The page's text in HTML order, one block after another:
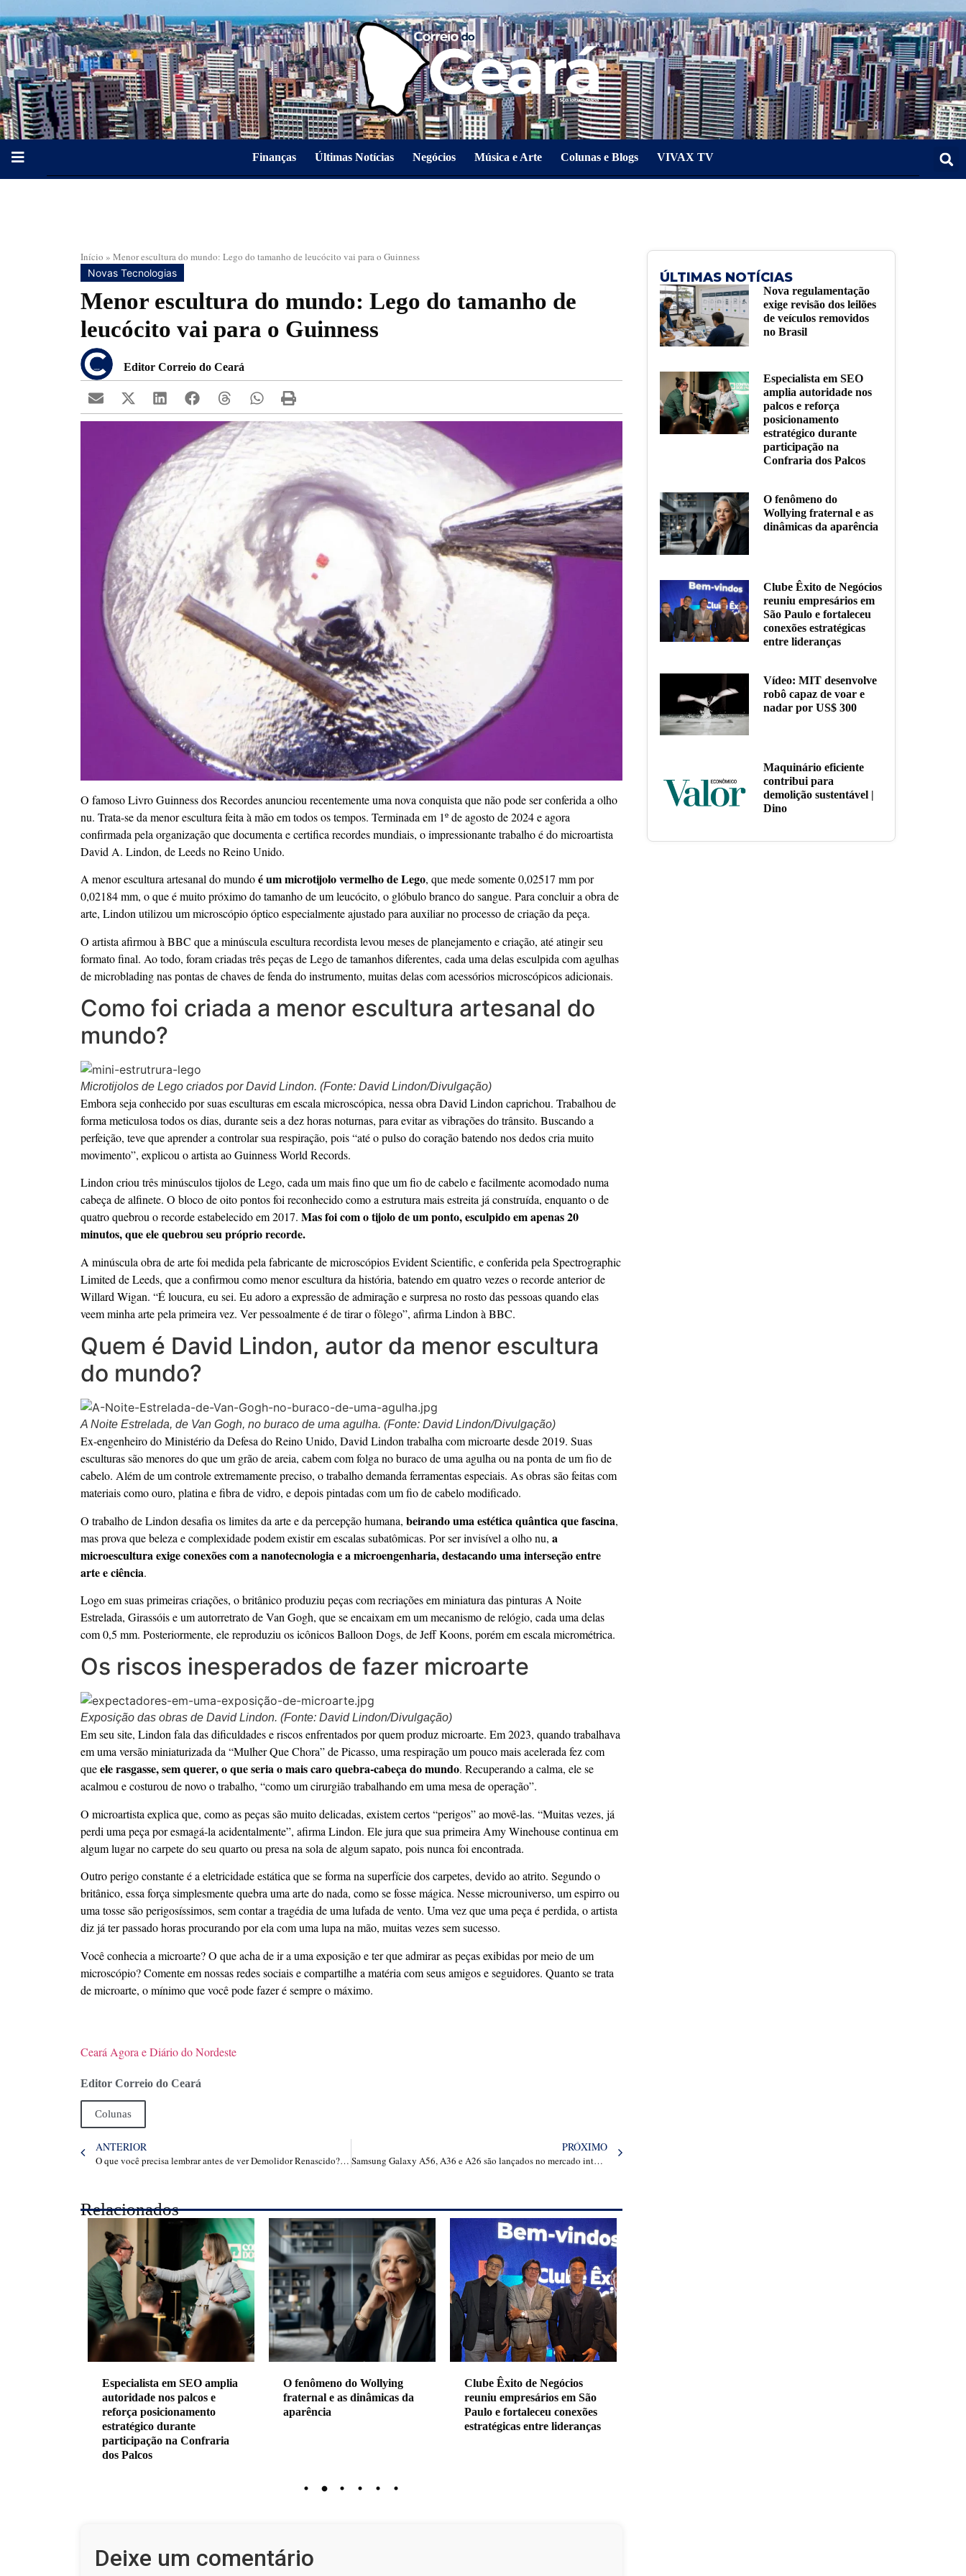
Finanças Últimas Notícias Negócios Música e Arte Colunas e Blogs VIVAX TV
Início » Menor escultura do mundo: Lego do tamanho de leucócito vai para o Guinness
Novas Tecnologias
Menor escultura do mundo: Lego do tamanho de
leucócito vai para o Guinness
Editor Correio do Ceará
O famoso Livro Guinness dos Recordes anunciou recentemente uma nova conquista que não pode ser conferida a olho
nu. Trata-se da menor escultura feita à mão em todos os tempos. Terminada em 1º de agosto de 2024 e agora
confirmada pela organização que documenta e certifica recordes mundiais, o impressionante trabalho é do microartista
David A. Lindon, de Leeds no Reino Unido.
A menor escultura artesanal do mundoé um microtijolo vermelho de Lego, que mede somente 0,02517 mm por
0,02184 mm, o que é muito próximo do tamanho de um leucócito, o glóbulo branco do sangue. Para concluir a obra de
arte, Lindon utilizou um microscópio óptico especialmente ajustado para auxiliar no processo de criação da peça.
O artista afirmou à BBC que a minúscula escultura recordista levou meses de planejamento e criação, até atingir seu
formato final. Ao todo, foram criadas três peças de Lego de tamanhos diferentes, cada uma delas esculpida com agulhas
de microblading nas pontas de chaves de fenda do instrumento, muitas delas com acessórios microscópicos adicionais.
Como foi criada a menor escultura artesanal do
mundo?
Microtijolos de Lego criados por David Lindon. (Fonte: David Lindon/Divulgação)
Embora seja conhecido por suas esculturas em escala microscópica, nessa obra David Lindon caprichou. Trabalhou de
forma meticulosa todos os dias, durante seis a dez horas noturnas, para evitar as vibrações do trânsito. Buscando a
perfeição, teve que aprender a controlar sua respiração, pois “até o pulso do coração batendo nos dedos cria muito
movimento”, explicou o artista ao Guinness World Records.
Lindon criou três minúsculos tijolos de Lego, cada um mais fino que um fio de cabelo e facilmente acomodado numa
cabeça de alfinete. O bloco de oito pontos foi reconhecido como a estrutura mais estreita já construída, enquanto o de
quatro quebrou o recorde estabelecido em 2017. Mas foi com o tijolo de um ponto, esculpido em apenas 20
minutos, que ele quebrou seu próprio recorde.
A minúscula obra de arte foi medida pela fabricante de microscópios Evident Scientific, e conferida pela Spectrographic
Limited de Leeds, que a confirmou como menor escultura da história, batendo em quatro vezes o recorde anterior de
Willard Wigan. “É loucura, eu sei. Eu adoro a expressão de admiração e surpresa no rosto das pessoas quando elas
veem minha arte pela primeira vez. Ver pessoalmente é de tirar o fôlego”, afirma Lindon à BBC.
Quem é David Lindon, autor da menor escultura
do mundo?
A Noite Estrelada, de Van Gogh, no buraco de uma agulha. (Fonte: David Lindon/Divulgação)
Ex-engenheiro do Ministério da Defesa do Reino Unido, David Lindon trabalha com microarte desde 2019. Suas
esculturas são menores do que um grão de areia, cabem com folga no buraco de uma agulha ou na ponta de um fio de
cabelo. Além de um controle extremamente preciso, o trabalho demanda ferramentas especiais. As obras são feitas com
materiais como ouro, platina e fibra de vidro, e depois pintadas com um fio de cabelo modificado.
O trabalho de Lindon desafia os limites da arte e da percepção humana, beirando uma estética quântica que fascina,
mas prova que beleza e complexidade podem existir em escalas subatômicas. Por ser invisível a olho nu, a
microescultura exige conexões com a nanotecnologia e a microengenharia, destacando uma interseção entre
arte e ciência.
Logo em suas primeiras criações, o britânico produziu peças com recriações em miniatura das pinturas A Noite
Estrelada, Girassóis e um autorretrato de Van Gogh, que se encaixam em um mecanismo de relógio, cada uma delas
com 0,5 mm. Posteriormente, ele reproduziu os icônicos Balloon Dogs, de Jeff Koons, porém em escala micrométrica.
Os riscos inesperados de fazer microarte
Exposição das obras de David Lindon. (Fonte: David Lindon/Divulgação)
Em seu site, Lindon fala das dificuldades e riscos enfrentados por quem produz microarte. Em 2023, quando trabalhava
em uma versão miniaturizada da “Mulher Que Chora” de Picasso, uma respiração um pouco mais acelerada fez com
queele rasgasse, sem querer, o que seria o mais caro quebra-cabeça do mundo. Recuperando a calma, ele se
acalmou e costurou de novo o trabalho, “como um cirurgião trabalhando em uma mesa de operação”.
O microartista explica que, como as peças são muito delicadas, existem certos “perigos” ao movê-las. “Muitas vezes, já
perdi uma peça por esmagá-la acidentalmente”, afirma Lindon. Ele jura que sua primeira Amy Winehouse continua em
algum lugar no carpete do seu quarto ou presa na sola de algum sapato, pois nunca foi encontrada.
Outro perigo constante é a eletricidade estática que se forma na superfície dos carpetes, devido ao atrito. Segundo o
britânico, essa força simplesmente quebra uma arte do nada, como se fosse mágica. Nesse microuniverso, um espirro ou
uma tosse são perigosíssimos, sem contar a tragédia de uma lufada de vento. Uma vez que uma peça é perdida, o artista
diz já ter passado horas procurando por ela com uma lupa na mão, muitas vezes sem sucesso.
Você conhecia a microarte? O que acha de ir a uma exposição e ter que admirar as peças exibidas por meio de um
microscópio? Comente em nossas redes sociais e compartilhe a matéria com seus amigos e seguidores. Quanto se trata
de microarte, o mínimo que você pode fazer é sempre o máximo.
Ceará Agora e Diário do Nordeste
Editor Correio do Ceará
Colunas
ANTERIOR
O que você precisa lembrar antes de ver Demolidor Renascido? Confira resumo
PRÓXIMO
Samsung Galaxy A56, A36 e A26 são lançados no mercado internacional; confira specs
Relacionados
O fenômeno do Wollying
fraternal e as dinâmicas da
aparência
Clube Êxito de Negócios
reuniu empresários em São
Paulo e fortaleceu conexões
Vídeo: MIT desenvolve
robô capaz de voar e nadar
por US$ 300
Deixe um comentário
ÚLTIMAS NOTÍCIAS
Nova regulamentação
exige revisão dos leilões
de veículos removidos
no Brasil
Especialista em SEO
amplia autoridade nos
palcos e reforça
posicionamento
estratégico durante
participação na
Confraria dos Palcos
O fenômeno do
Wollying fraternal e as
dinâmicas da aparência
Clube Êxito de Negócios
reuniu empresários em
São Paulo e fortaleceu
conexões estratégicas
entre lideranças
Vídeo: MIT desenvolve
robô capaz de voar e
nadar por US$ 300
Maquinário eficiente
contribui para
demolição sustentável |
Dino